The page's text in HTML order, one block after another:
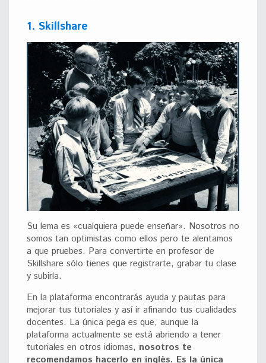
1. Skillshare
Su lema es «cualquiera puede enseñar». Nosotros no
somos tan optimistas como ellos pero te alentamos
a que pruebes. Para convertirte en profesor de
Skillshare sólo tienes que registrarte, grabar tu clase
y subirla.
En la plataforma encontrarás ayuda y pautas para
mejorar tus tutoriales y así ir afinando tus cualidades
docentes. La única pega es que, aunque la
plataforma actualmente se está abriendo a tener
tutoriales en otros idiomas, nosotros te
recomendamos hacerlo en inglés. Es la única